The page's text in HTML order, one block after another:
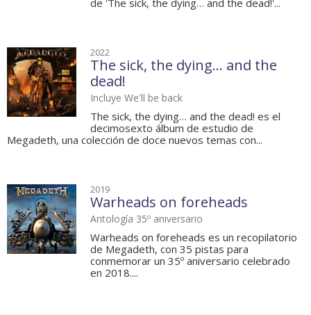
de 'The sick, the dying… and the dead!'...
2022
The sick, the dying… and the
dead!
Incluye We'll be back
The sick, the dying… and the dead! es el
decimosexto álbum de estudio de
Megadeth, una colección de doce nuevos temas con...
2019
Warheads on foreheads
Antología 35º aniversario
Warheads on foreheads es un recopilatorio
de Megadeth, con 35 pistas para
conmemorar un 35º aniversario celebrado
en 2018....